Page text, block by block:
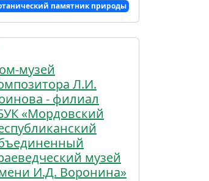
памятник природы
музей
Л.И.
- филиал
«Мордовский
музей
И.Д. Воронина»